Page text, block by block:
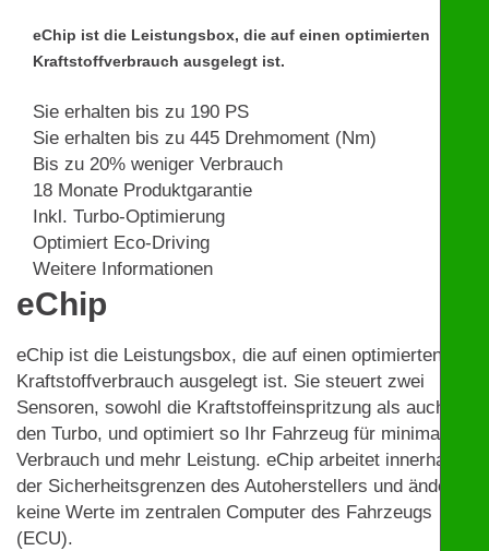
eChip ist die Leistungsbox, die auf einen optimierten
Kraftstoffverbrauch ausgelegt ist.
Sie erhalten bis zu 190 PS
Sie erhalten bis zu 445 Drehmoment (Nm)
Bis zu 20% weniger Verbrauch
18 Monate Produktgarantie
Inkl. Turbo-Optimierung
Optimiert Eco-Driving
Weitere Informationen
eChip
eChip ist die Leistungsbox, die auf einen optimierten
Kraftstoffverbrauch ausgelegt ist. Sie steuert zwei
Sensoren, sowohl die Kraftstoffeinspritzung als auch
den Turbo, und optimiert so Ihr Fahrzeug für minimalen
Verbrauch und mehr Leistung. eChip arbeitet innerhalb
der Sicherheitsgrenzen des Autoherstellers und ändert
keine Werte im zentralen Computer des Fahrzeugs
(ECU).